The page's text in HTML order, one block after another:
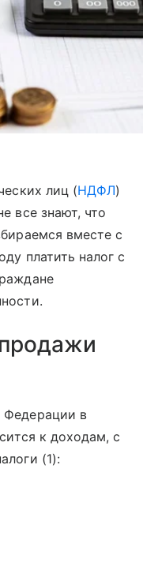
лиц (НДФЛ)
все знают, что
вместе с
платить налог с
Федерации в
к доходам, с
(1):